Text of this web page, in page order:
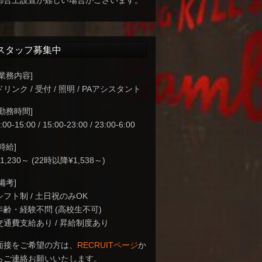
タッフ募集中
務内容]
リンク / 受付 / 照明 / PAアシスタント
務時間]
15:00 / 15:00-23:00 / 23:00-6:00
給]
～ (22時以降¥1,538～)
考]
フト制 / 土日祝のみOK
齢・経験不問 (高校生不可)
通費支給あり / 昇給制度あり
接をご希望の方は、 RECRUITページか
ご連絡お願いいたします。